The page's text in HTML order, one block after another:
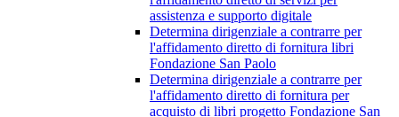
assistenza e supporto digitale
Determina dirigenziale a contrarre per
l'affidamento diretto di fornitura libri
Fondazione San Paolo
Determina dirigenziale a contrarre per
l'affidamento diretto di fornitura per
acquisto di libri progetto Fondazione San